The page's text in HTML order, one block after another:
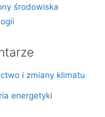
środowiska
i zmiany klimatu
energetyki